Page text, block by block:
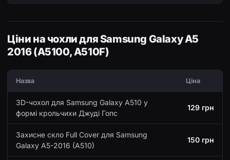
Ціни на чохли для Samsung Galaxy A5
2016 (A5100, A510F)
Назва Ціна
3D-чохол для Samsung Galaxy A510 у
формі крольчихи Джуді Гопс
129 грн
Захисне скло Full Cover для Samsung
Galaxy A5-2016 (A510)
150 грн